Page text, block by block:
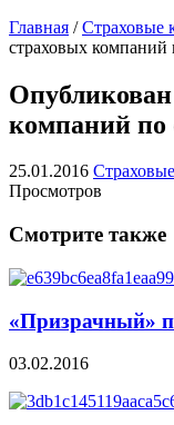
Главная / Страховые
страховых компаний
компаний по
25.01.2016
Просмотров
Смотрите также
«Призрачный»
03.02.2016